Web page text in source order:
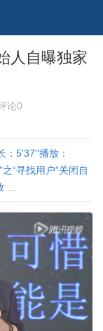
人自曝独家
论0
：5'37''播放：
“寻找用户”关闭自
...